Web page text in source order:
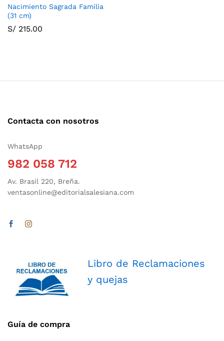
Nacimiento Sagrada Familia
(31 cm)
S/ 215.00
Contacta con nosotros
WhatsApp
982 058 712
Av. Brasil 220, Breña.
ventasonline@editorialsalesiana.com
Libro de Reclamaciones
y quejas
Guía de compra